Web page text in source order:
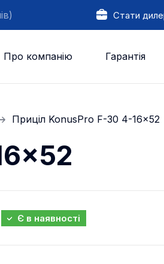
Стати
Про компанію Гарантія
Приціл KonusPro F-30 4-16x52
Є в наявності